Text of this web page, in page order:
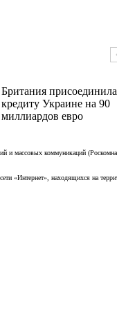
Британия
кредиту Украине на 90
миллиардов евро
и массовых коммуникаций
«Интернет», находящихся на